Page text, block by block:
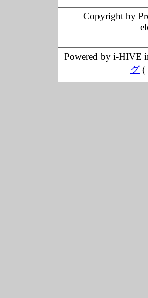
Copyright by
Powered by i-HIVE
グ(